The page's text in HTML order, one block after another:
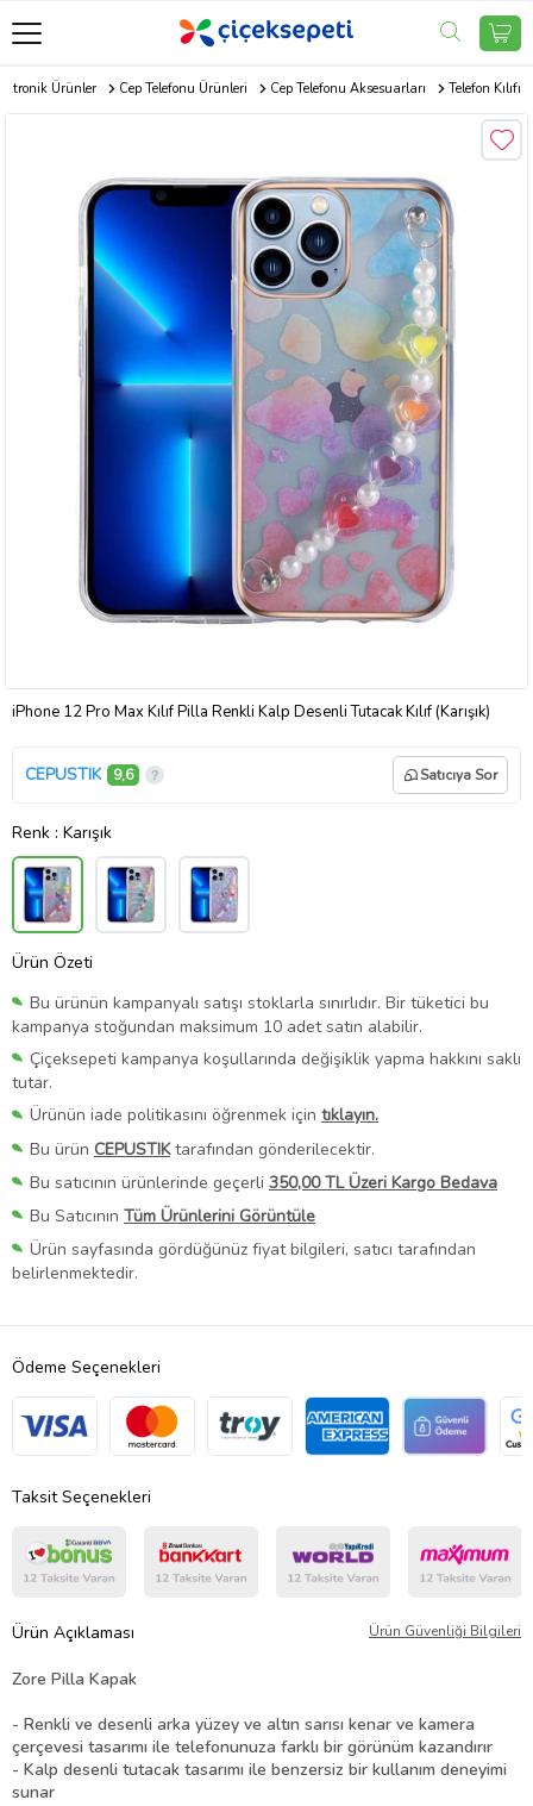
Ürünler Cep Telefonu Ürünleri Cep Telefonu Aksesuarları Telefon Kılıfı
iPhone 12 Pro Max Kılıf Pilla Renkli Kalp Desenli Tutacak Kılıf (Karışık)
CEPUSTIK 9,6 Satıcıya Sor
Renk : Karışık
Ürün Özeti
Bu ürünün kampanyalı satışı stoklarla sınırlıdır. Bir tüketici bu
kampanya stoğundan maksimum 10 adet satın alabilir.
Çiçeksepeti kampanya koşullarında değişiklik yapma hakkını saklı
tutar.
Ürünün iade politikasını öğrenmek için tıklayın.
Bu ürün CEPUSTIKtarafından gönderilecektir.
Bu satıcının ürünlerinde geçerli 350,00 TL Üzeri Kargo Bedava
Bu Satıcının Tüm Ürünlerini Görüntüle
Ürün sayfasında gördüğünüz fiyat bilgileri, satıcı tarafından
belirlenmektedir.
Ödeme Seçenekleri
Taksit Seçenekleri
Ürün Açıklaması Ürün Güvenliği Bilgileri
Zore Pilla Kapak
- Renkli ve desenli arka yüzey ve altın sarısı kenar ve kamera
çerçevesi tasarımı ile telefonunuza farklı bir görünüm kazandırır
- Kalp desenli tutacak tasarımı ile benzersiz bir kullanım deneyimi
sunar